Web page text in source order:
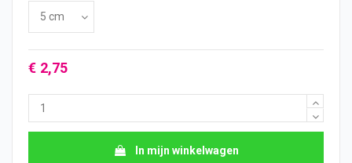
€ 2,75
In mijn winkelwagen